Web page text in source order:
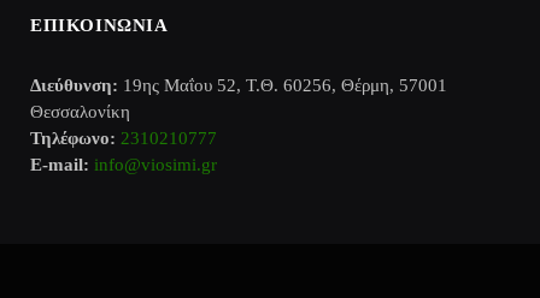
ΕΠΙΚΟΙΝΩΝΙΑ
Διεύθυνση: 19ης Μαΐου 52, Τ.Θ. 60256, Θέρμη, 57001
Θεσσαλονίκη
Τηλέφωνο: 2310210777
E-mail: info@viosimi.gr